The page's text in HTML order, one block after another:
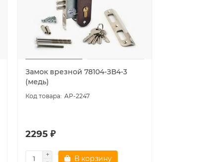
Замок врезной 78104-ЗВ4-3
(медь)
AP-2247
2295 ₽
В корзину